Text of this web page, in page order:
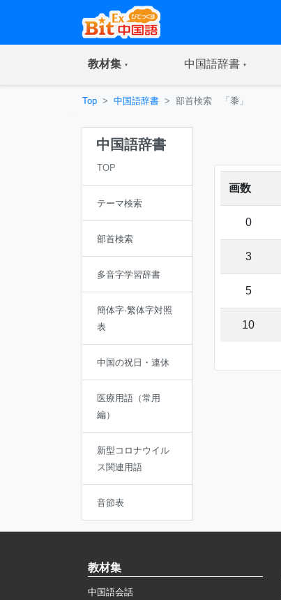
教材集(current) 中国語辞書(current)
Top 中国語辞書 部首検索 「黍」
中国語辞書
TOP
テーマ検索
部首検索
多音字学習辞書
簡体字·繁体字対照
表
中国の祝日・連休
医療用語（常用
編）
新型コロナウイル
ス関連用語
音節表
画数
0
3
5
10
教材集
中国語会話